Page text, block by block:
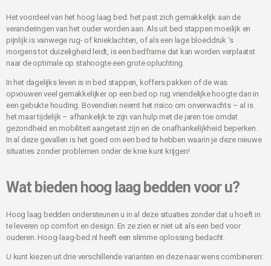
Het voordeel van het hoog laag bed: het past zich gemakkelijk aan de
veranderingen van het ouder worden aan. Als uit bed stappen moeilijk en
pijnlijk is vanwege rug- of knieklachten, of als een lage bloeddruk ‘s
morgens tot duizeligheid leidt, is een bedframe dat kan worden verplaatst
naar de optimale op stahoogte een grote opluchting.
In het dagelijks leven is in bed stappen, koffers pakken of de was
opvouwen veel gemakkelijker op een bed op rug vriendelijke hoogte dan in
een gebukte houding. Bovendien neemt het risico om onverwachts – al is
het maar tijdelijk – afhankelijk te zijn van hulp met de jaren toe omdat
gezondheid en mobiliteit aangetast zijn en de onafhankelijkheid beperken.
In al deze gevallen is het goed om een bed te hebben waarin je deze nieuwe
situaties zonder problemen onder de knie kunt krijgen!
Wat bieden hoog laag bedden voor u?
Hoog laag bedden ondersteunen u in al deze situaties zonder dat u hoeft in
te leveren op comfort en design. En ze zien er niet uit als een bed voor
ouderen. Hoog-laag-bed.nl heeft een slimme oplossing bedacht.
U kunt kiezen uit drie verschillende varianten en deze naar wens combineren: